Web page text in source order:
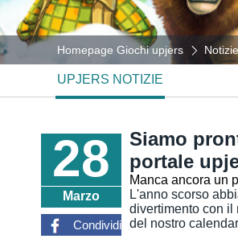
Homepage Giochi upjers
UPJERS NOTIZIE
28
Marzo
Condividi
Siamo
portale
Manca ancora un
L'anno scorso
divertimento con il
del nostro